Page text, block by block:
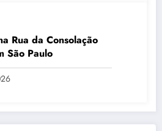
Rua da Consolação
São Paulo